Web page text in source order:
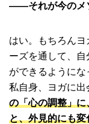
――それが今のメ
はい。もちろん
ーズを通して、
ができるように
私自身、ヨガに
の「心の調整」
と、外見的にも